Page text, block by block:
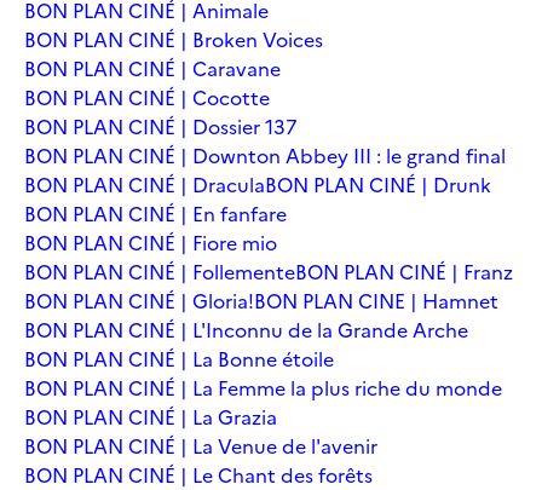
BON PLAN CINÉ | Animale
BON PLAN CINÉ | Broken Voices
BON PLAN CINÉ | Caravane
BON PLAN CINÉ | Cocotte
BON PLAN CINÉ | Dossier 137
BON PLAN CINÉ | Downton Abbey III : le grand final
BON PLAN CINÉ | DraculaBON PLAN CINÉ | Drunk
BON PLAN CINÉ | En fanfare
BON PLAN CINÉ | Fiore mio
BON PLAN CINÉ | FollementeBON PLAN CINÉ | Franz
BON PLAN CINÉ | Gloria!BON PLAN CINE | Hamnet
BON PLAN CINÉ | L'Inconnu de la Grande Arche
BON PLAN CINÉ | La Bonne étoile
BON PLAN CINÉ | La Femme la plus riche du monde
BON PLAN CINÉ | La Grazia
BON PLAN CINÉ | La Venue de l'avenir
BON PLAN CINÉ | Le Chant des forêts